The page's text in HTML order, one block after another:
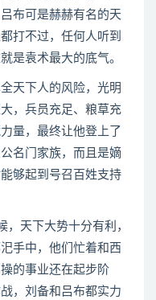
布可是赫赫有名的天
打不过，任何人听到
是袁术最大的底气。
天下人的风险，光明
，兵员充足、粮草充
量，最终让他登上了
名门家族，而且是嫡
够起到号召百姓支持
天下大势十分有利，
手中，他们忙着和西
的事业还在起步阶
，刘备和吕布都实力